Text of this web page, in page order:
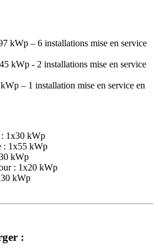
kWp – 6 installations mise en service
kWp - 2 installations mise en service
– 1 installation mise en service en
: 1x30 kWp
: 1x55 kWp
kWp
: 1x20 kWp
kWp
: